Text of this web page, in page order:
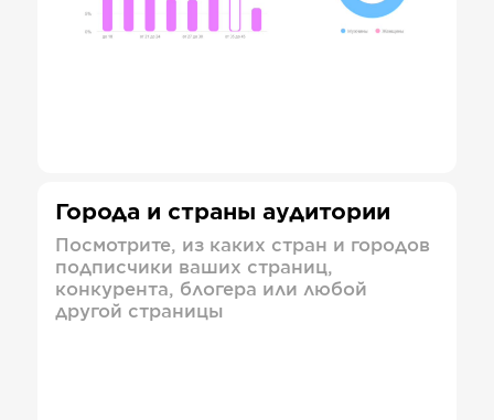
Города и страны аудитории
Посмотрите, из каких стран и городов
подписчики ваших страниц,
конкурента, блогера или любой
другой страницы